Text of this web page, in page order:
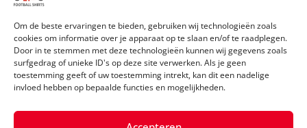
Om de beste ervaringen te bieden, gebruiken wij technologieën zoals
cookies om informatie over je apparaat op te slaan en/of te raadplegen.
Door in te stemmen met deze technologieën kunnen wij gegevens zoals
surfgedrag of unieke ID's op deze site verwerken. Als je geen
toestemming geeft of uw toestemming intrekt, kan dit een nadelige
invloed hebben op bepaalde functies en mogelijkheden.